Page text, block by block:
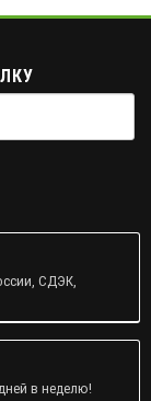
СДЭК,
в неделю!